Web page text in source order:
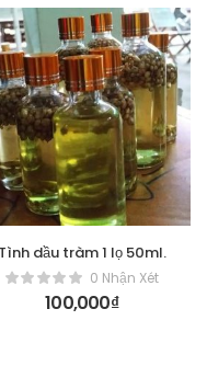
Tình dầu tràm 1 lọ 50ml.
0 Nhận Xét
100,000₫